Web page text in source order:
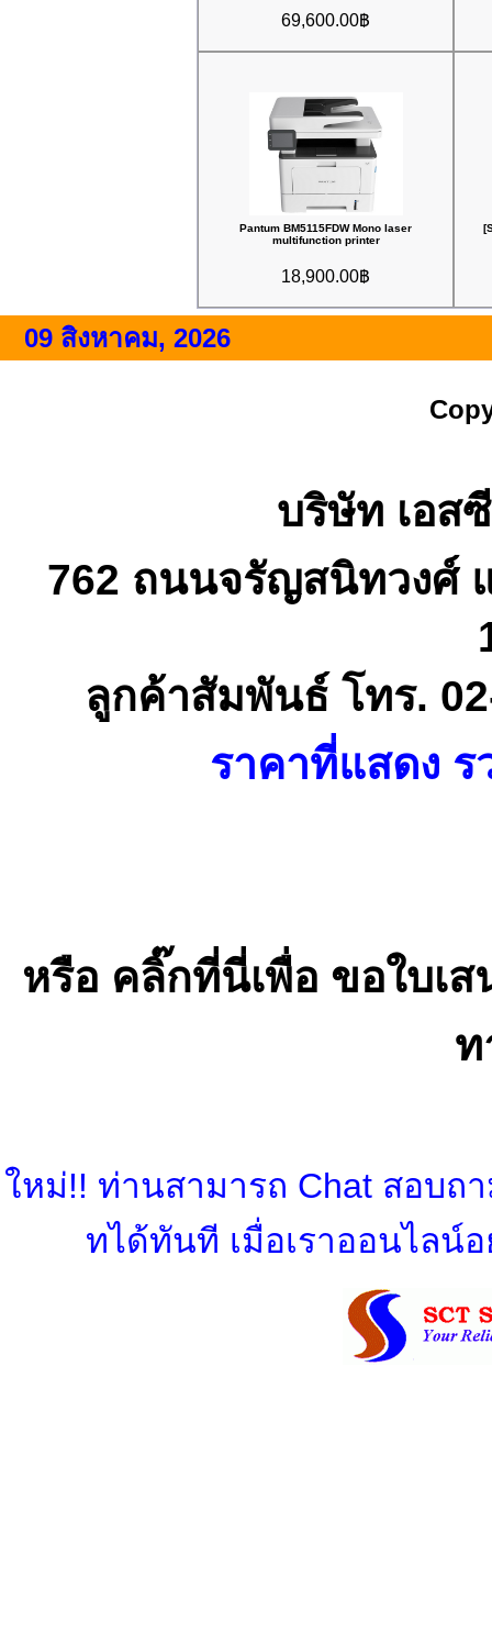
69,600.00฿
Pantum BM5115FDW Mono laser
multifunction printer
18,900.00฿
09 สิงหาคม, 2026
บริษัท เอส
762 ถนนจรัญสนิทวงศ์
ลูกค้าสัมพันธ์ โทร.
ราคาที่แสดง
หรือ คลิ๊กที่นี่เพื่อ ขอใบเ
ท
ใหม่!! ท่านสามารถ Chat สอบถ
ทได้ทันที เมื่อเราออนไลน์